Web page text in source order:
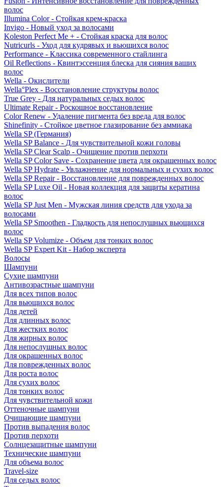
волос
Illumina Color - Стойкая крем-краска
Invigo - Новый уход за волосами
Koleston Perfect Me + - Стойкая краска для волос
Nutricurls - Уход для кудрявых и вьющихся волос
Performance - Классика современного стайлинга
Oil Reflections - Квинтэссенция блеска для сияния ваших
волос
Wella - Окислители
Wella°Plex - Восстановление структуры волос
True Grey - Для натуральных седых волос
Ultimate Repair - Роскошное восстановление
Color Renew - Удаление пигмента без вреда для волос
Shinefinity - Стойкое цветное глазирование без аммиака
Wella SP (Германия)
Wella SP Balance - Для чувствительной кожи головы
Wella SP Clear Scalp - Очищение против перхоти
Wella SP Color Save - Сохранение цвета для окрашенных волос
Wella SP Hydrate - Увлажнение для нормальных и сухих волос
Wella SP Repair - Восстановление для поврежденных волос
Wella SP Luxe Oil - Новая коллекция для защиты кератина
волос
Wella SP Just Men - Мужская линия средств для ухода за
волосами
Wella SP Smoothen - Гладкость для непослушных вьющихся
волос
Wella SP Volumize - Объем для тонких волос
Wella SP Expert Kit - Набор эксперта
Волосы
Шампуни
Сухие шампуни
Антивозрастные шампуни
Для всех типов волос
Для вьющихся волос
Для детей
Для длинных волос
Для жестких волос
Для жирных волос
Для непослушных волос
Для окрашенных волос
Для поврежденных волос
Для роста волос
Для сухих волос
Для тонких волос
Для чувствительной кожи
Оттеночные шампуни
Очищающие шампуни
Против выпадения волос
Против перхоти
Солнцезащитные шампуни
Технические шампуни
Для объема волос
Travel-size
Для седых волос